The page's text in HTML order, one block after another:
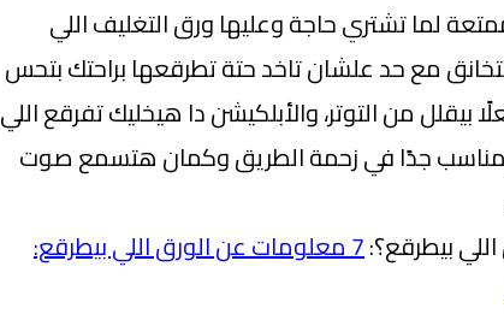
لما تشتري حاجة وعليها ورق التغليف اللي
مع حد علشان تاخد حتة تطرقعها براحتك بتحس
بيقلل من التوتر، والأبلكيشن دا هيخليك تفرقع اللي
ومناسب جدًا في زحمة الطريق وكمان هتسمع صوت
بيطرقع؟: 7 معلومات عن الورق اللي بيطرقع: